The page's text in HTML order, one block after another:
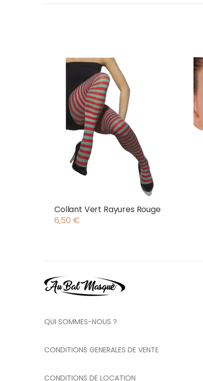
Collant Vert Rayures Rouge
6,50 €
QUI SOMMES-NOUS ?
CONDITIONS GENERALES DE VENTE
CONDITIONS DE LOCATION